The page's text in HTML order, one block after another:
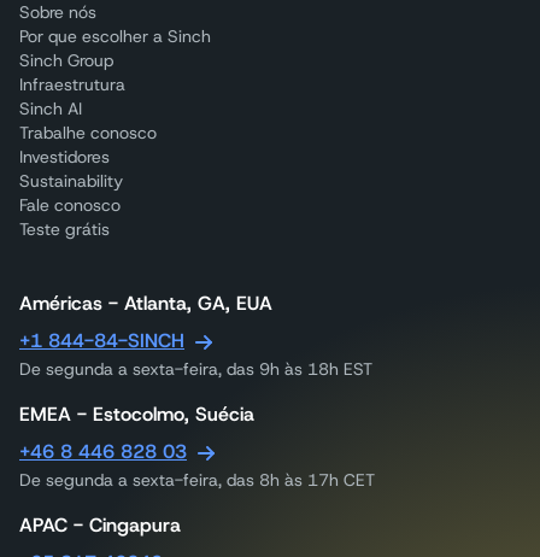
Sobre nós
Por que escolher a Sinch
Sinch Group
Infraestrutura
Sinch AI
Trabalhe conosco
Investidores
Sustainability
Fale conosco
Teste grátis
Américas - Atlanta, GA, EUA
+1 844-84-SINCH
De segunda a sexta-feira, das 9h às 18h EST
EMEA - Estocolmo, Suécia
+46 8 446 828 03
De segunda a sexta-feira, das 8h às 17h CET
APAC - Cingapura